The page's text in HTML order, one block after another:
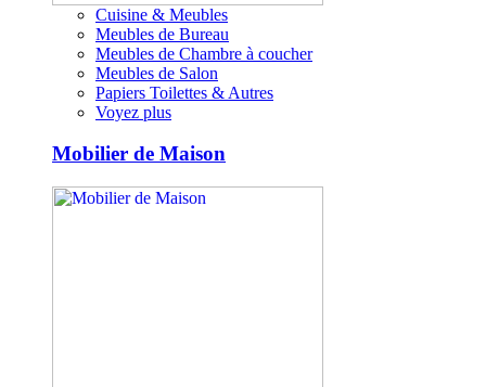
Cuisine & Meubles
Meubles de Bureau
Meubles de Chambre à coucher
Meubles de Salon
Papiers Toilettes & Autres
Voyez plus
Mobilier de Maison